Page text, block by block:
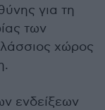
για τη
των
χώρος
ενδείξεων